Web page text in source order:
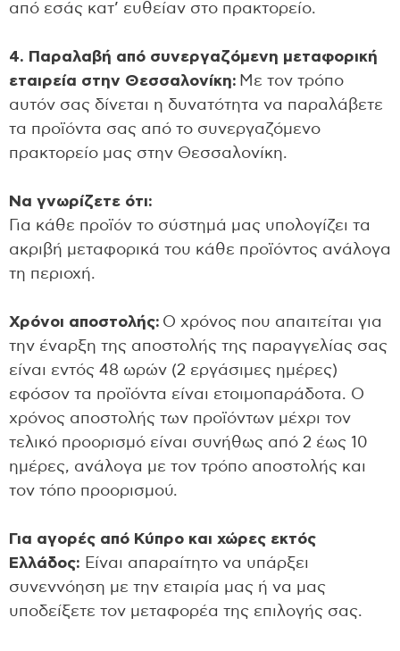
από εσάς κατ’ ευθείαν στο πρακτορείο.
4. Παραλαβή από συνεργαζόμενη μεταφορική
εταιρεία στην Θεσσαλονίκη: Με τον τρόπο
αυτόν σας δίνεται η δυνατότητα να παραλάβετε
τα προϊόντα σας από το συνεργαζόμενο
πρακτορείο μας στην Θεσσαλονίκη.
Να γνωρίζετε ότι:
Για κάθε προϊόν το σύστημά μας υπολογίζει τα
ακριβή μεταφορικά του κάθε προϊόντος ανάλογα
τη περιοχή.
Χρόνοι αποστολής: Ο χρόνος που απαιτείται για
την έναρξη της αποστολής της παραγγελίας σας
είναι εντός 48 ωρών (2 εργάσιμες ημέρες)
εφόσον τα προϊόντα είναι ετοιμοπαράδοτα. Ο
χρόνος αποστολής των προϊόντων μέχρι τον
τελικό προορισμό είναι συνήθως από 2 έως 10
ημέρες, ανάλογα με τον τρόπο αποστολής και
τον τόπο προορισμού.
Για αγορές από Κύπρο και χώρες εκτός
Ελλάδος: Είναι απαραίτητο να υπάρξει
συνεννόηση με την εταιρία μας ή να μας
υποδείξετε τον μεταφορέα της επιλογής σας.